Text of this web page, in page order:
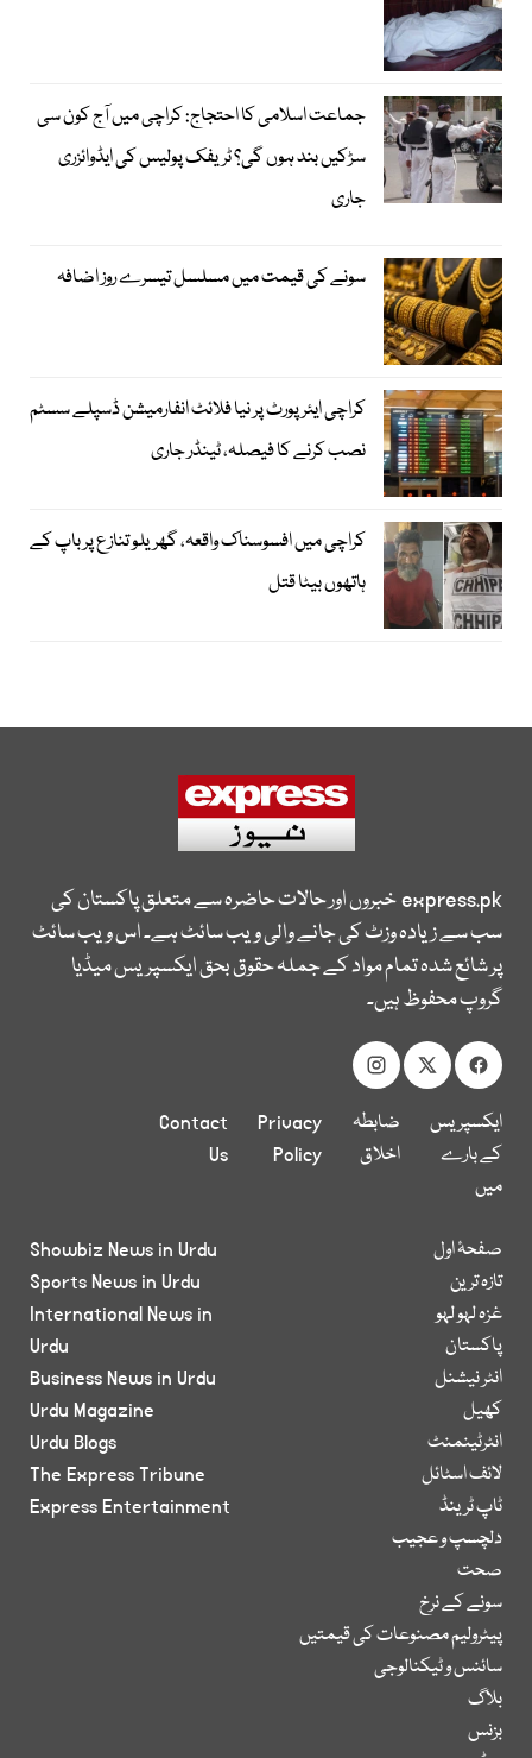
جماعت اسلامی کا احتجاج: کراچی میں آج کون سی
سڑکیں بند ہوں گی؟ ٹریفک پولیس کی ایڈوائزری
جاری
سونے کی قیمت میں مسلسل تیسرے روز اضافہ
کراچی ایئرپورٹ پر نیا فلائٹ انفارمیشن ڈسپلے سسٹم
نصب کرنے کا فیصلہ، ٹینڈر جاری
کراچی میں افسوسناک واقعہ، گھریلو تنازع پر باپ کے
ہاتھوں بیٹا قتل
express.pkخبروں اور حالات حاضرہ سے متعلق پاکستان کی
سب سے زیادہ وزٹ کی جانے والی ویب سائٹ ہے۔ اس ویب سائٹ
پر شائع شدہ تمام مواد کے جملہ حقوق بحق ایکسپریس میڈیا
گروپ محفوظ ہیں۔
ایکسپریس
کے بارے
میں
ضابطہ
اخلاق
Privacy
Policy
Contact
Us
صفحۂ اول
تازہ ترین
غزہ لہو لہو
پاکستان
انٹر نیشنل
کھیل
انٹرٹینمنٹ
لائف اسٹائل
ٹاپ ٹرینڈ
دلچسپ و عجیب
صحت
سونے کے نرخ
پیٹرولیم مصنوعات کی قیمتیں
سائنس و ٹیکنالوجی
بلاگ
بزنس
Showbiz News in Urdu
Sports News in Urdu
International News in
Urdu
Business News in Urdu
Urdu Magazine
Urdu Blogs
The Express Tribune
Express Entertainment